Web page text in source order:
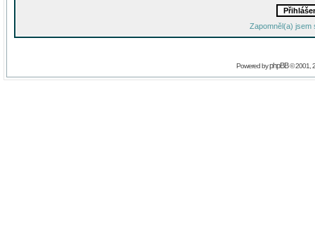
Zapomněl(a) jsem
Powered byphpBB© 2001,